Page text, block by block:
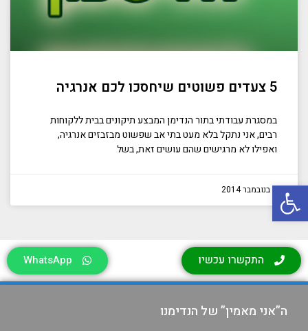
פתח סרגל נגישות
5 צעדים פשוטים שיחסכו לכם אנרגיה
במסגרת עבודתי בתור הנדימן המבצע תיקונים בבית ללקוחות
רבים, אני נתקל בלא מעט בתי אב שפשוט מבזבזים אנרגיה,
ואפילו לא מרגישים שהם עושים זאת, בשל
8 בנובמבר 2014
התקשרו עכשיו WhatsApp
ה”אני מאמין” של הנדימנו